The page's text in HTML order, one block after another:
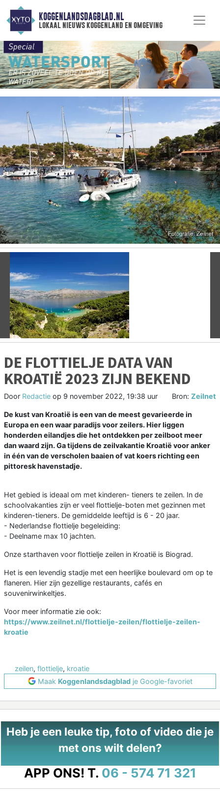
KOGGENLANDSDAGBLAD.NL
lokaal nieuws koggenland en omgeving
Vorige
DE FLOTTIELJE DATA VAN
KROATIË 2023 ZIJN BEKEND
Door Redactie op 9 november 2022, 19:38 uur Bron: Zeilnet
De kust van Kroatië is een van de meest gevarieerde in
Europa en een waar paradijs voor zeilers. Hier liggen
honderden eilandjes die het ontdekken per zeilboot meer
dan waard zijn. Ga tijdens de zeilvakantie Kroatië voor anker
in één van de verscholen baaien of vat koers richting een
pittoresk havenstadje.
Het gebied is ideaal om met kinderen- tieners te zeilen. In de
schoolvakanties zijn er veel flottielje-boten met gezinnen met
kinderen-tieners. De gemiddelde leeftijd is 6 - 20 jaar.
- Nederlandse flottielje begeleiding:
- Deelname max 10 jachten.
Onze starthaven voor flottielje zeilen in Kroatië is Biograd.
Het is een levendig stadje met een heerlijke boulevard om op te
flaneren. Hier zijn gezellige restaurants, cafés en
souvenirwinkeltjes.
Voor meer informatie zie ook:
https://www.zeilnet.nl/flottielje-zeilen/flottielje-zeilen-
kroatie
zeilen, flottielje, kroatie
Maak Koggenlandsdagbladje Google-favoriet
Heb je een leuke tip, foto of video die je
met ons wilt delen?
APP ONS! T. 06 - 574 71 321